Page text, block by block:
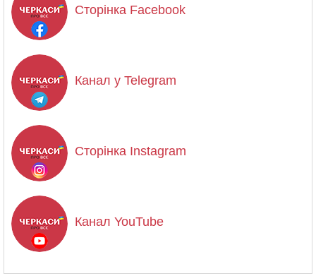
Сторінка Facebook
Канал у Telegram
Сторінка Instagram
Канал YouTube